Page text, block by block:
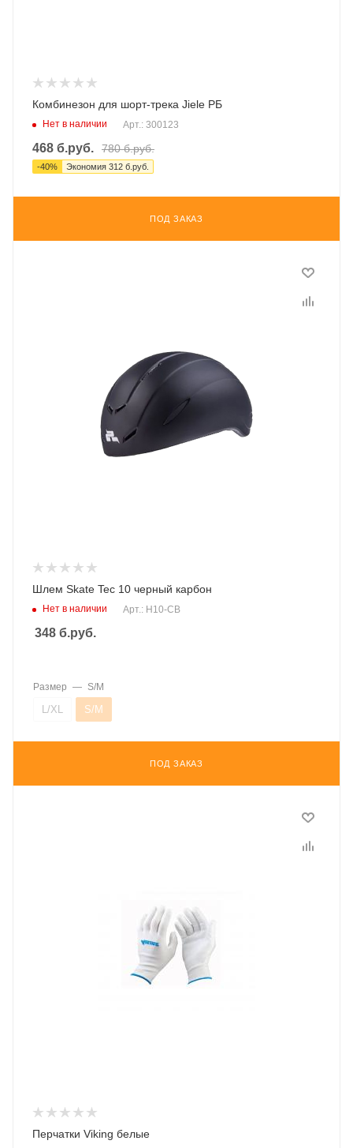
Комбинезон для шорт-трека Jiele РБ
Нет в наличии Арт.: 300123
468 б.руб. 780б.руб.
-40% Экономия 312 б.руб.
ПОД ЗАКАЗ
Шлем Skate Tec 10 черный карбон
Нет в наличии Арт.: H10-СВ
348 б.руб.
ПОД ЗАКАЗ
Размер — S/M
L/XL S/M
Перчатки Viking белые